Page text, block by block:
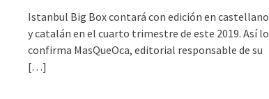
Istanbul Big Box contará con edición en castellano
y catalán en el cuarto trimestre de este 2019. Así lo
confirma MasQueOca, editorial responsable de su
[…]